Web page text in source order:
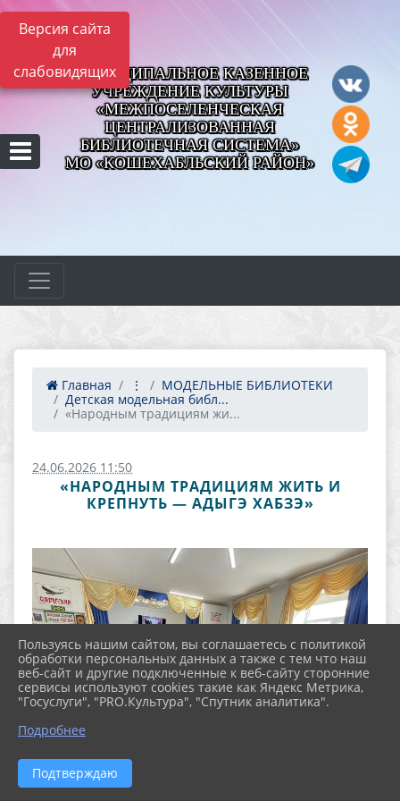
Версия сайта
для
слабовидящихМУНИЦИПАЛЬНОЕ КАЗЕННОЕ
УЧРЕЖДЕНИЕ КУЛЬТУРЫ
«МЕЖПОСЕЛЕНЧЕСКАЯ
ЦЕНТРАЛИЗОВАННАЯ
БИБЛИОТЕЧНАЯ СИСТЕМА»
МО «КОШЕХАБЛЬСКИЙ РАЙОН»
Главная ⋮
МОДЕЛЬНЫЕ БИБЛИОТЕКИ
Детская модельная библ...
«Народным традициям жи...
24.06.2026 11:50
«НАРОДНЫМ ТРАДИЦИЯМ ЖИТЬ И
КРЕПНУТЬ — АДЫГЭ ХАБЗЭ»
Пользуясь нашим сайтом, вы соглашаетесь с политикой
обработки персональных данных а также с тем что наш
веб-сайт и другие подключенные к веб-сайту сторонние
сервисы используют cookies такие как Яндекс Метрика,
"Госуслуги", "PRO.Культура", "Спутник аналитика".
Подробнее
Подтверждаю